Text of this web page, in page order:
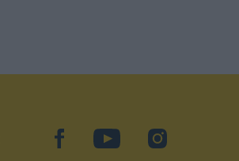
facebookYouTubeInstagram